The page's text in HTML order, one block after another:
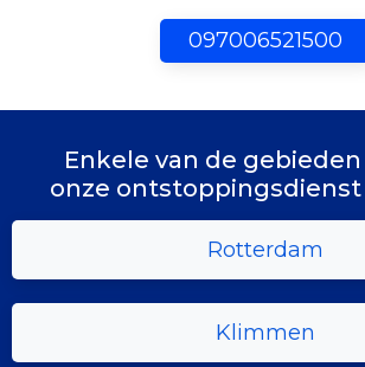
097006521500
Enkele van de
onze ontstoppingsdienst
Rotterdam
Klimmen